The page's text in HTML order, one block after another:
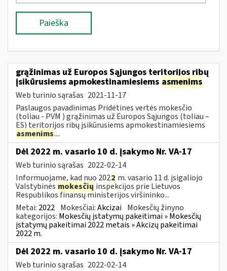
Paieška
grąžinimas už Europos Sąjungos teritorijos ribų
įsikūrusiems apmokestinamiesiems asmenims
Web turinio sąrašas 2021-11-17
Paslaugos pavadinimas Pridėtines vertės mokesčio
(toliau - PVM ) grąžinimas už Europos Sąjungos (toliau –
ES) teritorijos ribų įsikūrusiems apmokestinamiesiems
asmenims....
Dėl 2022 m. vasario 10 d. įsakymo Nr. VA-17
Web turinio sąrašas 2022-02-14
Informuojame, kad nuo 2022 m. vasario 11 d. įsigaliojo
Valstybinės mokesčių inspekcijos prie Lietuvos
Respublikos finansų ministerijos viršininko...
Metai: 2022 Mokesčiai:Akcizai Mokesčių žinyno
kategorijos: Mokesčių įstatymų pakeitimai » Mokesčių
įstatymų pakeitimai 2022 metais » Akcizų pakeitimai
2022 m.
Dėl 2022 m. vasario 10 d. įsakymo Nr. VA-17
Web turinio sąrašas 2022-02-14